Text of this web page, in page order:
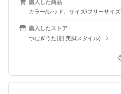
購入した商品
カラー/レッド、サイズ/フリーサイズ
購入したストア
つむぎうた(旧 美脚スタイル)